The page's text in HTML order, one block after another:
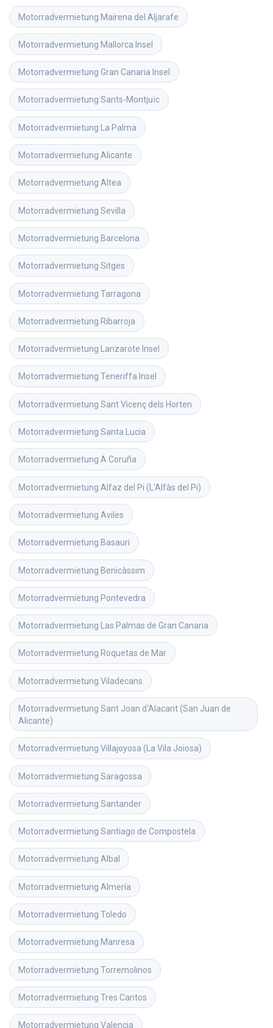
Motorradvermietung Mairena del Aljarafe
Motorradvermietung Mallorca Insel
Motorradvermietung Gran Canaria Insel
Motorradvermietung Sants-Montjuïc
Motorradvermietung La Palma
Motorradvermietung Alicante
Motorradvermietung Altea
Motorradvermietung Sevilla
Motorradvermietung Barcelona
Motorradvermietung Sitges
Motorradvermietung Tarragona
Motorradvermietung Ribarroja
Motorradvermietung Lanzarote Insel
Motorradvermietung Teneriffa Insel
Motorradvermietung Sant Vicenç dels Horten
Motorradvermietung Santa Lucia
Motorradvermietung A Coruña
Motorradvermietung Alfaz del Pi (L'Alfàs del Pi)
Motorradvermietung Aviles
Motorradvermietung Basauri
Motorradvermietung Benicàssim
Motorradvermietung Pontevedra
Motorradvermietung Las Palmas de Gran Canaria
Motorradvermietung Roquetas de Mar
Motorradvermietung Viladecans
Motorradvermietung Sant Joan d'Alacant (San Juan de
Alicante)
Motorradvermietung Villajoyosa (La Vila Joiosa)
Motorradvermietung Saragossa
Motorradvermietung Santander
Motorradvermietung Santiago de Compostela
Motorradvermietung Albal
Motorradvermietung Almería
Motorradvermietung Toledo
Motorradvermietung Manresa
Motorradvermietung Torremolinos
Motorradvermietung Tres Cantos
Motorradvermietung Valencia